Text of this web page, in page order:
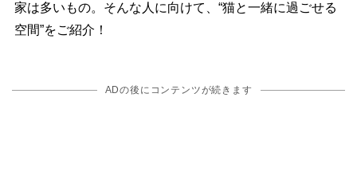
家は多いもの。そんな人に向けて、“猫と一緒に過ごせる
空間”をご紹介！
ADの後にコンテンツが続きます